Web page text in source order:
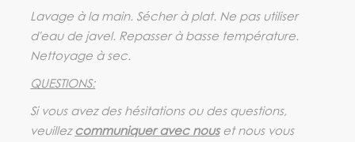
Lavage à la main. Sécher à plat. Ne pas utiliser
d'eau de javel. Repasser à basse température.
Nettoyage à sec.
QUESTIONS:
Si vous avez des hésitations ou des questions,
veuillezcommuniquer avec nouset nous vous